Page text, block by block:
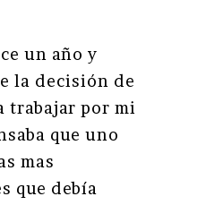
un año y
la decisión de
trabajar por mi
que uno
mas
que debía